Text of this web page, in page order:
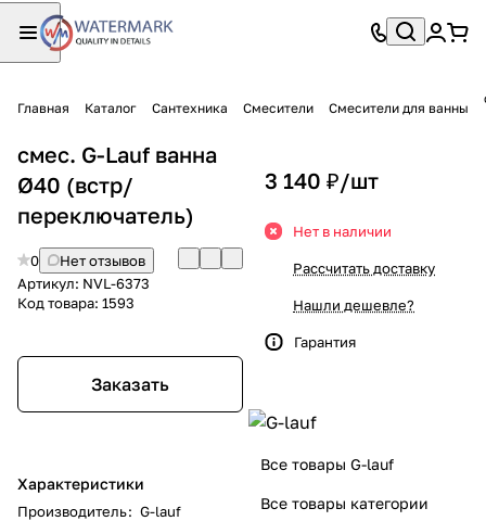
Главная Каталог Сантехника Смесители Смесители для ванны
смес. G-Lauf ванна
Ø40 (встр/
переключатель)
0
Нет отзывов
Артикул: NVL-6373
Код товара: 1593
Заказать
Характеристики
Производитель: G-lauf
3 140 ₽/шт
Нет в наличии
Рассчитать доставку
Нашли дешевле?
Гарантия
Все товары G-lauf
Все товары категории